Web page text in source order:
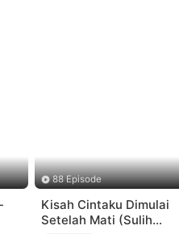
88 Episode
Kisah Cintaku Dimulai
Setelah Mati (Sulih